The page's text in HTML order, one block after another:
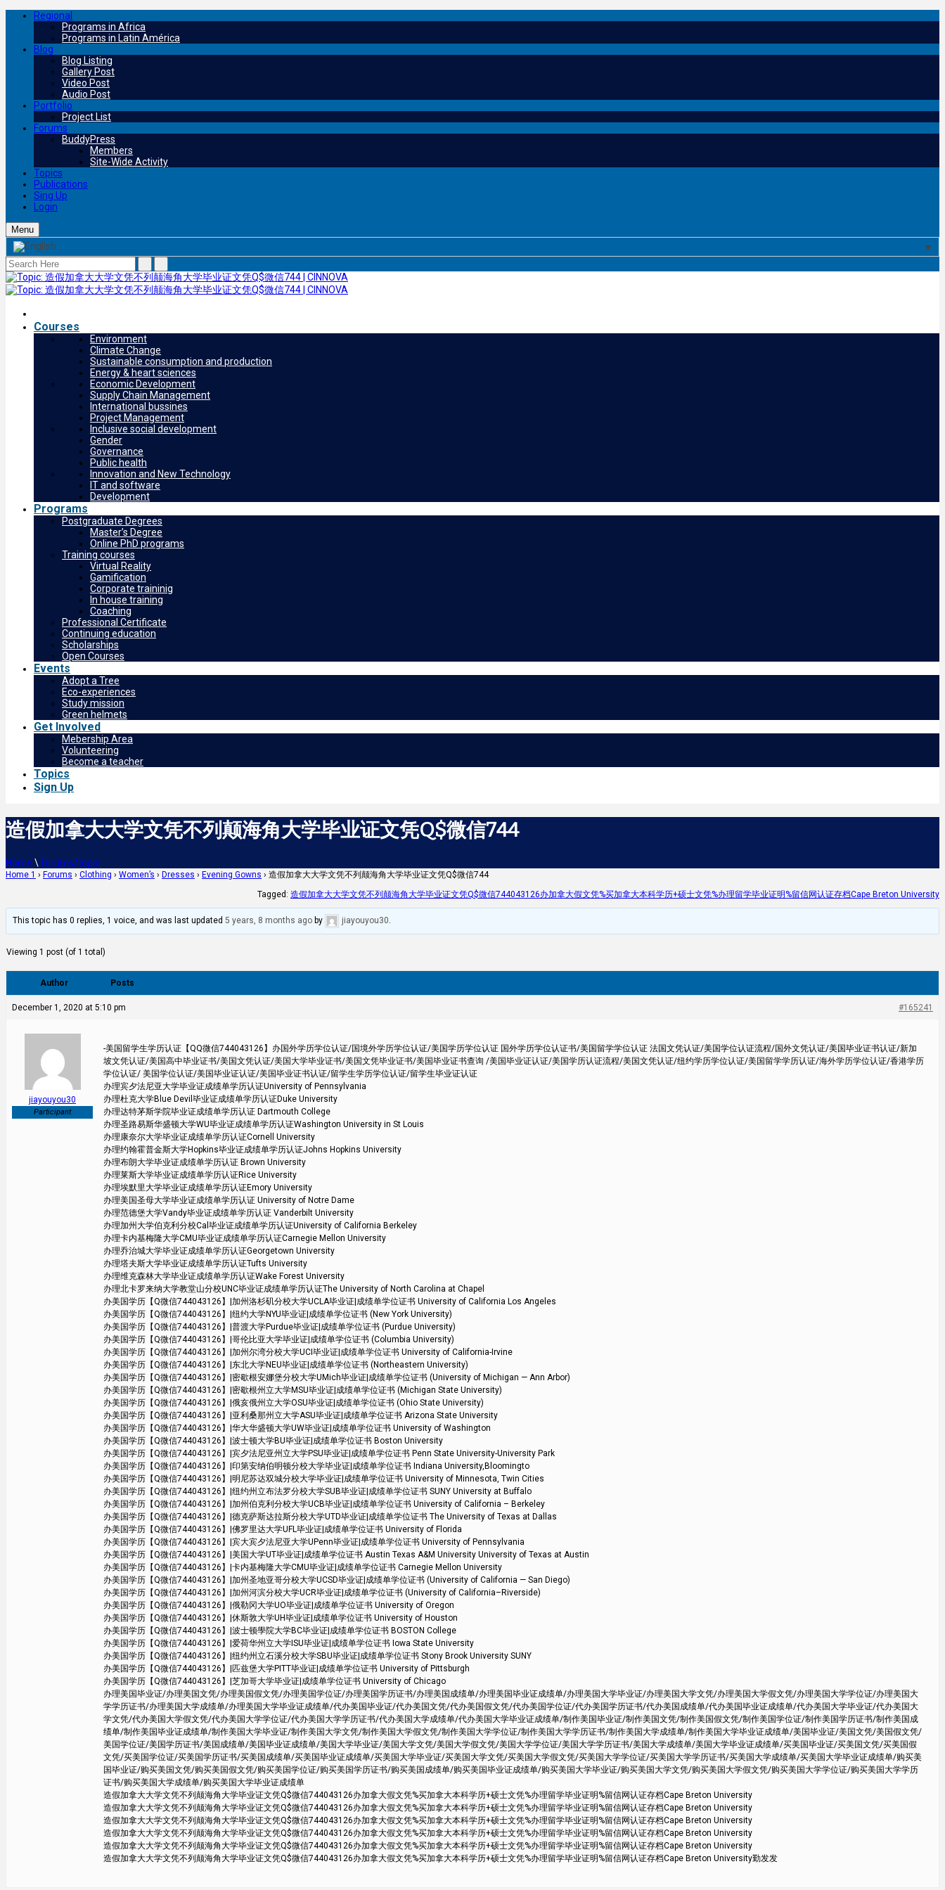
Regional
Programs in Africa
Programs in Latin América
Blog
Blog Listing
Gallery Post
Video Post
Audio Post
Portfolio
Project List
Forums
BuddyPress
Members
Site-Wide Activity
Topics
Publications
Sing Up
Login
Menu
Courses
Environment
Climate Change
Sustainable consumption and production
Energy & heart sciences
Economic Development
Supply Chain Management
International bussines
Project Management
Inclusive social development
Gender
Governance
Public health
Innovation and New Technology
IT and software
Development
Programs
Postgraduate Degrees
Master’s Degree
Online PhD programs
Training courses
Virtual Reality
Gamification
Corporate traininig
In house training
Coaching
Professional Certificate
Continuing education
Scholarships
Open Courses
Events
Adopt a Tree
Eco-experiences
Study mission
Green helmets
Get Involved
Mebership Area
Volunteering
Become a teacher
Topics
Sign Up
造假加拿大大学文凭不列颠海角大学毕业证文凭Q$微信744
Home \ forums/topic
Home 1 › Forums › Clothing › Women’s › Dresses › Evening Gowns › 造假加拿大大学文凭不列颠海角大学毕业证文凭Q$微信744
Tagged: 造假加拿大大学文凭不列颠海角大学毕业证文凭Q$微信744043126办加拿大假文凭%买加拿大本科学历+硕士文凭%办理留学毕业证明%留信网认证存档Cape Breton University
This topic has 0 replies, 1 voice, and was last updated5 years, 8 months ago by jiayouyou30.
Viewing 1 post (of 1 total)
Author Posts
December 1, 2020 at 5:10 pm #165241
jiayouyou30
Participant
-美国留学生学历认证【QQ微信744043126】办国外学历学位认证/国境外学历学位认证/美国学历学位认证 国外学历学位认证书/美国留学学位认证 法国文凭认证/美国学位认证流程/国外文凭认证/美国毕业证书认证/新加
坡文凭认证/美国高中毕业证书/美国文凭认证/美国大学毕业证书/美国文凭毕业证书/美国毕业证书查询 /美国毕业证认证/美国学历认证流程/美国文凭认证/纽约学历学位认证/美国留学学历认证/海外学历学位认证/香港学历
学位认证/ 美国学位认证/美国毕业证认证/美国毕业证书认证/留学生学历学位认证/留学生毕业证认证
办理宾夕法尼亚大学毕业证成绩单学历认证University of Pennsylvania
办理杜克大学Blue Devil毕业证成绩单学历认证Duke University
办理达特茅斯学院毕业证成绩单学历认证 Dartmouth College
办理圣路易斯华盛顿大学WU毕业证成绩单学历认证Washington University in St Louis
办理康奈尔大学毕业证成绩单学历认证Cornell University
办理约翰霍普金斯大学Hopkins毕业证成绩单学历认证Johns Hopkins University
办理布朗大学毕业证成绩单学历认证 Brown University
办理莱斯大学毕业证成绩单学历认证Rice University
办理埃默里大学毕业证成绩单学历认证Emory University
办理美国圣母大学毕业证成绩单学历认证 University of Notre Dame
办理范德堡大学Vandy毕业证成绩单学历认证 Vanderbilt University
办理加州大学伯克利分校Cal毕业证成绩单学历认证University of California Berkeley
办理卡内基梅隆大学CMU毕业证成绩单学历认证Carnegie Mellon University
办理乔治城大学毕业证成绩单学历认证Georgetown University
办理塔夫斯大学毕业证成绩单学历认证Tufts University
办理维克森林大学毕业证成绩单学历认证Wake Forest University
办理北卡罗来纳大学教堂山分校UNC毕业证成绩单学历认证The University of North Carolina at Chapel
办美国学历【Q微信744043126】|加州洛杉矶分校大学UCLA毕业证|成绩单学位证书 University of California Los Angeles
办美国学历【Q微信744043126】|纽约大学NYU毕业证|成绩单学位证书 (New York University)
办美国学历【Q微信744043126】|普渡大学Purdue毕业证|成绩单学位证书 (Purdue University)
办美国学历【Q微信744043126】|哥伦比亚大学毕业证|成绩单学位证书 (Columbia University)
办美国学历【Q微信744043126】|加州尔湾分校大学UCI毕业证|成绩单学位证书 University of California-Irvine
办美国学历【Q微信744043126】|东北大学NEU毕业证|成绩单学位证书 (Northeastern University)
办美国学历【Q微信744043126】|密歇根安娜堡分校大学UMich毕业证|成绩单学位证书 (University of Michigan — Ann Arbor)
办美国学历【Q微信744043126】|密歇根州立大学MSU毕业证|成绩单学位证书 (Michigan State University)
办美国学历【Q微信744043126】|俄亥俄州立大学OSU毕业证|成绩单学位证书 (Ohio State University)
办美国学历【Q微信744043126】|亚利桑那州立大学ASU毕业证|成绩单学位证书 Arizona State University
办美国学历【Q微信744043126】|华大华盛顿大学UW毕业证|成绩单学位证书 University of Washington
办美国学历【Q微信744043126】|波士顿大学BU毕业证|成绩单学位证书 Boston University
办美国学历【Q微信744043126】|宾夕法尼亚州立大学PSU毕业证|成绩单学位证书 Penn State University-University Park
办美国学历【Q微信744043126】|印第安纳伯明顿分校大学毕业证|成绩单学位证书 Indiana University,Bloomingto
办美国学历【Q微信744043126】|明尼苏达双城分校大学毕业证|成绩单学位证书 University of Minnesota, Twin Cities
办美国学历【Q微信744043126】|纽约州立布法罗分校大学SUB毕业证|成绩单学位证书 SUNY University at Buffalo
办美国学历【Q微信744043126】|加州伯克利分校大学UCB毕业证|成绩单学位证书 University of California – Berkeley
办美国学历【Q微信744043126】|德克萨斯达拉斯分校大学UTD毕业证|成绩单学位证书 The University of Texas at Dallas
办美国学历【Q微信744043126】|佛罗里达大学UFL毕业证|成绩单学位证书 University of Florida
办美国学历【Q微信744043126】|宾大宾夕法尼亚大学UPenn毕业证|成绩单学位证书 University of Pennsylvania
办美国学历【Q微信744043126】|美国大学UT毕业证|成绩单学位证书 Austin Texas A&M University University of Texas at Austin
办美国学历【Q微信744043126】|卡内基梅隆大学CMU毕业证|成绩单学位证书 Carnegie Mellon University
办美国学历【Q微信744043126】|加州圣地亚哥分校大学UCSD毕业证|成绩单学位证书 (University of California — San Diego)
办美国学历【Q微信744043126】|加州河滨分校大学UCR毕业证|成绩单学位证书 (University of California–Riverside)
办美国学历【Q微信744043126】|俄勒冈大学UO毕业证|成绩单学位证书 University of Oregon
办美国学历【Q微信744043126】|休斯敦大学UH毕业证|成绩单学位证书 University of Houston
办美国学历【Q微信744043126】|波士顿學院大学BC毕业证|成绩单学位证书 BOSTON College
办美国学历【Q微信744043126】|爱荷华州立大学ISU毕业证|成绩单学位证书 Iowa State University
办美国学历【Q微信744043126】|纽约州立石溪分校大学SBU毕业证|成绩单学位证书 Stony Brook University SUNY
办美国学历【Q微信744043126】|匹兹堡大学PITT毕业证|成绩单学位证书 University of Pittsburgh
办美国学历【Q微信744043126】|芝加哥大学毕业证|成绩单学位证书 University of Chicago
办理美国毕业证/办理美国文凭/办理美国假文凭/办理美国学位证/办理美国学历证书/办理美国成绩单/办理美国毕业证成绩单/办理美国大学毕业证/办理美国大学文凭/办理美国大学假文凭/办理美国大学学位证/办理美国大
学学历证书/办理美国大学成绩单/办理美国大学毕业证成绩单/代办美国毕业证/代办美国文凭/代办美国假文凭/代办美国学位证/代办美国学历证书/代办美国成绩单/代办美国毕业证成绩单/代办美国大学毕业证/代办美国大
学文凭/代办美国大学假文凭/代办美国大学学位证/代办美国大学学历证书/代办美国大学成绩单/代办美国大学毕业证成绩单/制作美国毕业证/制作美国文凭/制作美国假文凭/制作美国学位证/制作美国学历证书/制作美国成
绩单/制作美国毕业证成绩单/制作美国大学毕业证/制作美国大学文凭/制作美国大学假文凭/制作美国大学学位证/制作美国大学学历证书/制作美国大学成绩单/制作美国大学毕业证成绩单/美国毕业证/美国文凭/美国假文凭/
美国学位证/美国学历证书/美国成绩单/美国毕业证成绩单/美国大学毕业证/美国大学文凭/美国大学假文凭/美国大学学位证/美国大学学历证书/美国大学成绩单/美国大学毕业证成绩单/买美国毕业证/买美国文凭/买美国假
文凭/买美国学位证/买美国学历证书/买美国成绩单/买美国毕业证成绩单/买美国大学毕业证/买美国大学文凭/买美国大学假文凭/买美国大学学位证/买美国大学学历证书/买美国大学成绩单/买美国大学毕业证成绩单/购买美
国毕业证/购买美国文凭/购买美国假文凭/购买美国学位证/购买美国学历证书/购买美国成绩单/购买美国毕业证成绩单/购买美国大学毕业证/购买美国大学文凭/购买美国大学假文凭/购买美国大学学位证/购买美国大学学历
证书/购买美国大学成绩单/购买美国大学毕业证成绩单
造假加拿大大学文凭不列颠海角大学毕业证文凭Q$微信744043126办加拿大假文凭%买加拿大本科学历+硕士文凭%办理留学毕业证明%留信网认证存档Cape Breton University
造假加拿大大学文凭不列颠海角大学毕业证文凭Q$微信744043126办加拿大假文凭%买加拿大本科学历+硕士文凭%办理留学毕业证明%留信网认证存档Cape Breton University
造假加拿大大学文凭不列颠海角大学毕业证文凭Q$微信744043126办加拿大假文凭%买加拿大本科学历+硕士文凭%办理留学毕业证明%留信网认证存档Cape Breton University
造假加拿大大学文凭不列颠海角大学毕业证文凭Q$微信744043126办加拿大假文凭%买加拿大本科学历+硕士文凭%办理留学毕业证明%留信网认证存档Cape Breton University
造假加拿大大学文凭不列颠海角大学毕业证文凭Q$微信744043126办加拿大假文凭%买加拿大本科学历+硕士文凭%办理留学毕业证明%留信网认证存档Cape Breton University
造假加拿大大学文凭不列颠海角大学毕业证文凭Q$微信744043126办加拿大假文凭%买加拿大本科学历+硕士文凭%办理留学毕业证明%留信网认证存档Cape Breton University勤发发